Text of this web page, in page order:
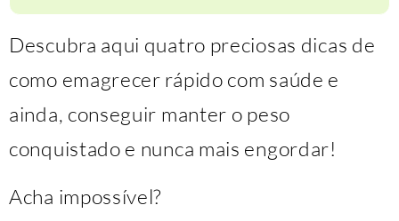
Descubra aqui quatro preciosas dicas de
como emagrecer rápido com saúde e
ainda, conseguir manter o peso
conquistado e nunca mais engordar!
Acha impossível?